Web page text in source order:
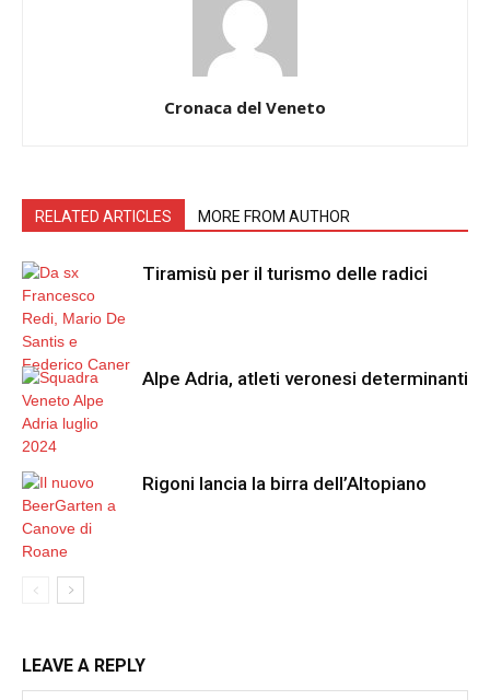
Cronaca del Veneto
RELATED ARTICLES MORE FROM AUTHOR
Tiramisù per il turismo delle radici
Alpe Adria, atleti veronesi determinanti
Rigoni lancia la birra dell’Altopiano
LEAVE A REPLY